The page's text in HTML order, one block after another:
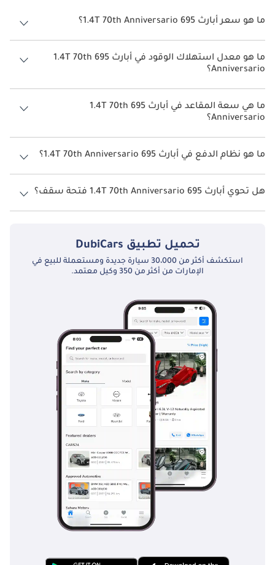
ما هو سعر أبارث 695 1.4T 70th Anniversario؟
سعر أبارث 695 1.4T 70th Anniversario هو درهم 200,100.
ما هو معدل استهلاك الوقود في أبارث 695 1.4T 70th
Anniversario؟
يبلغ معدل استهلاك الوقود المقترح من الشركة المصنعة لسيارة أبارث 695
2026 من 10 كم/ليتر.
ما هي سعة المقاعد في أبارث 695 1.4T 70th
Anniversario؟
تتسع أبارث 695 1.4T 70th Anniversario لأ 4 أشخاص.
ما هو نظام الدفع في أبارث 695 1.4T 70th Anniversario؟
نظام الدفع في أبارث 695 Front Wheel Drive 1.4T 70th Anniversario.
هل تحوي أبارث 695 1.4T 70th Anniversario فتحة سقف؟
نعم توفر أبارث 695 1.4T 70th Anniversario فتحة السقف كخيار.
تحميل تطبيق DubiCars
استكشف أكثر من 30،000 سيارة جديدة ومستعملة للبيع في
الإمارات من أكثر من 350 وكيل معتمد.